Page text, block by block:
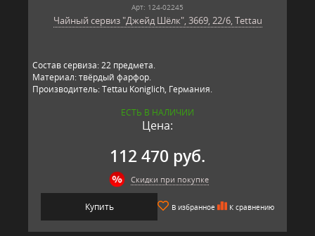
Арт: 124-02245
Чайный сервиз "Джейд Шёлк", 3669, 22/6, Tettau
Состав сервиза: 22 предмета.
Материал: твёрдый фарфор.
Производитель: Tettau Koniglich, Германия.
ЕСТЬ В НАЛИЧИИ
Цена:
112 470 руб.
Скидки при покупке
Купить В избранное К сравнению